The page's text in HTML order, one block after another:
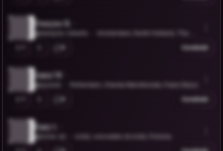
Dwayne R.
@dwayne-roberts
Amsterdam, North Holland, The N
etherlands
Condividi
Azmi W.
@ayzack
Rotterdam, Olanda Meridionale, Paesi Bassi
Condividi
Easy t.
@tome-dz
Łódź, voivodato di Łódź, Polonia